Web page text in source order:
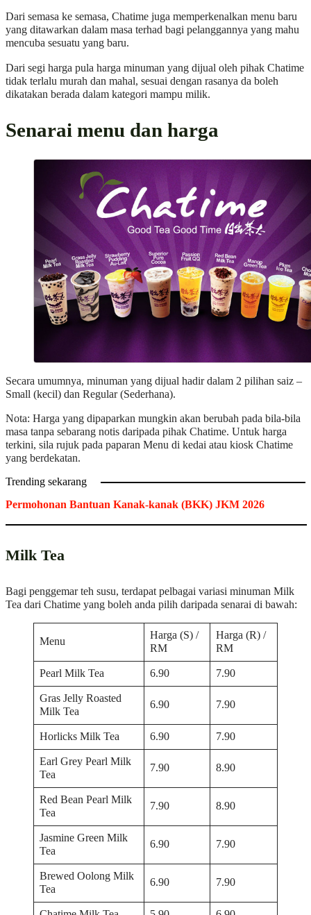
Dari semasa ke semasa, Chatime juga memperkenalkan menu baru
yang ditawarkan dalam masa terhad bagi pelanggannya yang mahu
mencuba sesuatu yang baru.
Dari segi harga pula harga minuman yang dijual oleh pihak Chatime
tidak terlalu murah dan mahal, sesuai dengan rasanya da boleh
dikatakan berada dalam kategori mampu milik.
Senarai menu dan harga
Secara umumnya, minuman yang dijual hadir dalam 2 pilihan saiz –
Small (kecil) dan Regular (Sederhana).
Nota: Harga yang dipaparkan mungkin akan berubah pada bila-bila
masa tanpa sebarang notis daripada pihak Chatime. Untuk harga
terkini, sila rujuk pada paparan Menu di kedai atau kiosk Chatime
yang berdekatan.
Trending sekarang
Permohonan Bantuan Kanak-kanak (BKK) JKM 2026
Milk Tea
Bagi penggemar teh susu, terdapat pelbagai variasi minuman Milk
Tea dari Chatime yang boleh anda pilih daripada senarai di bawah:
Menu
Harga (S) /
RM
Harga (R) /
RM
Pearl Milk Tea
6.90
7.90
Gras Jelly Roasted
Milk Tea
6.90 7.90
Horlicks Milk Tea 6.90
7.90
Earl Grey Pearl Milk
Tea
7.90 8.90
Red Bean Pearl Milk
Tea
7.90 8.90
Jasmine Green Milk
Tea
6.90 7.90
Brewed Oolong Milk
Tea
6.90 7.90